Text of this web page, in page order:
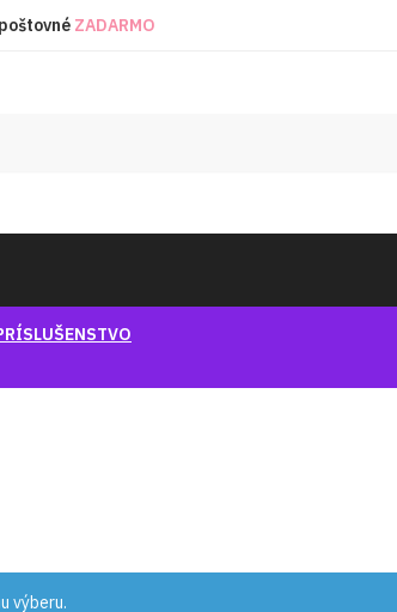
poštovné ZADARMO
výberu.